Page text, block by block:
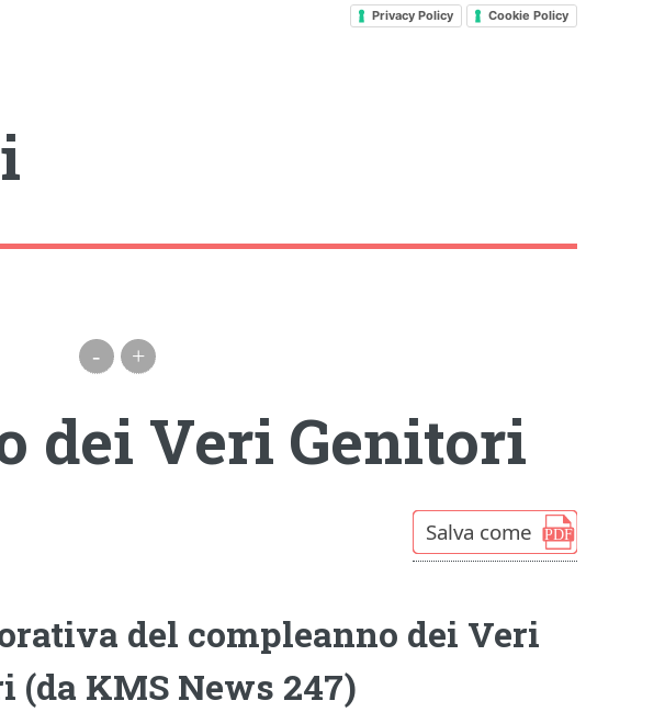
Privacy Policy Cookie Policy
- +
dei Veri Genitori
del compleanno dei Veri
(da KMS News 247)